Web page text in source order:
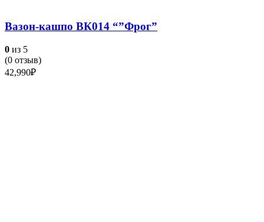
Вазон-кашпо ВК014 “”Фрог”
0 из 5
(0 отзыв)
42,990₽